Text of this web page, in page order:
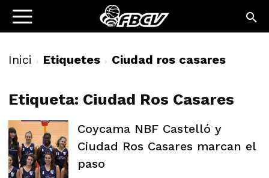
Inici Etiquetes Ciudad ros casares
Etiqueta: Ciudad Ros Casares
Coycama NBF Castelló y
Ciudad Ros Casares marcan el
paso